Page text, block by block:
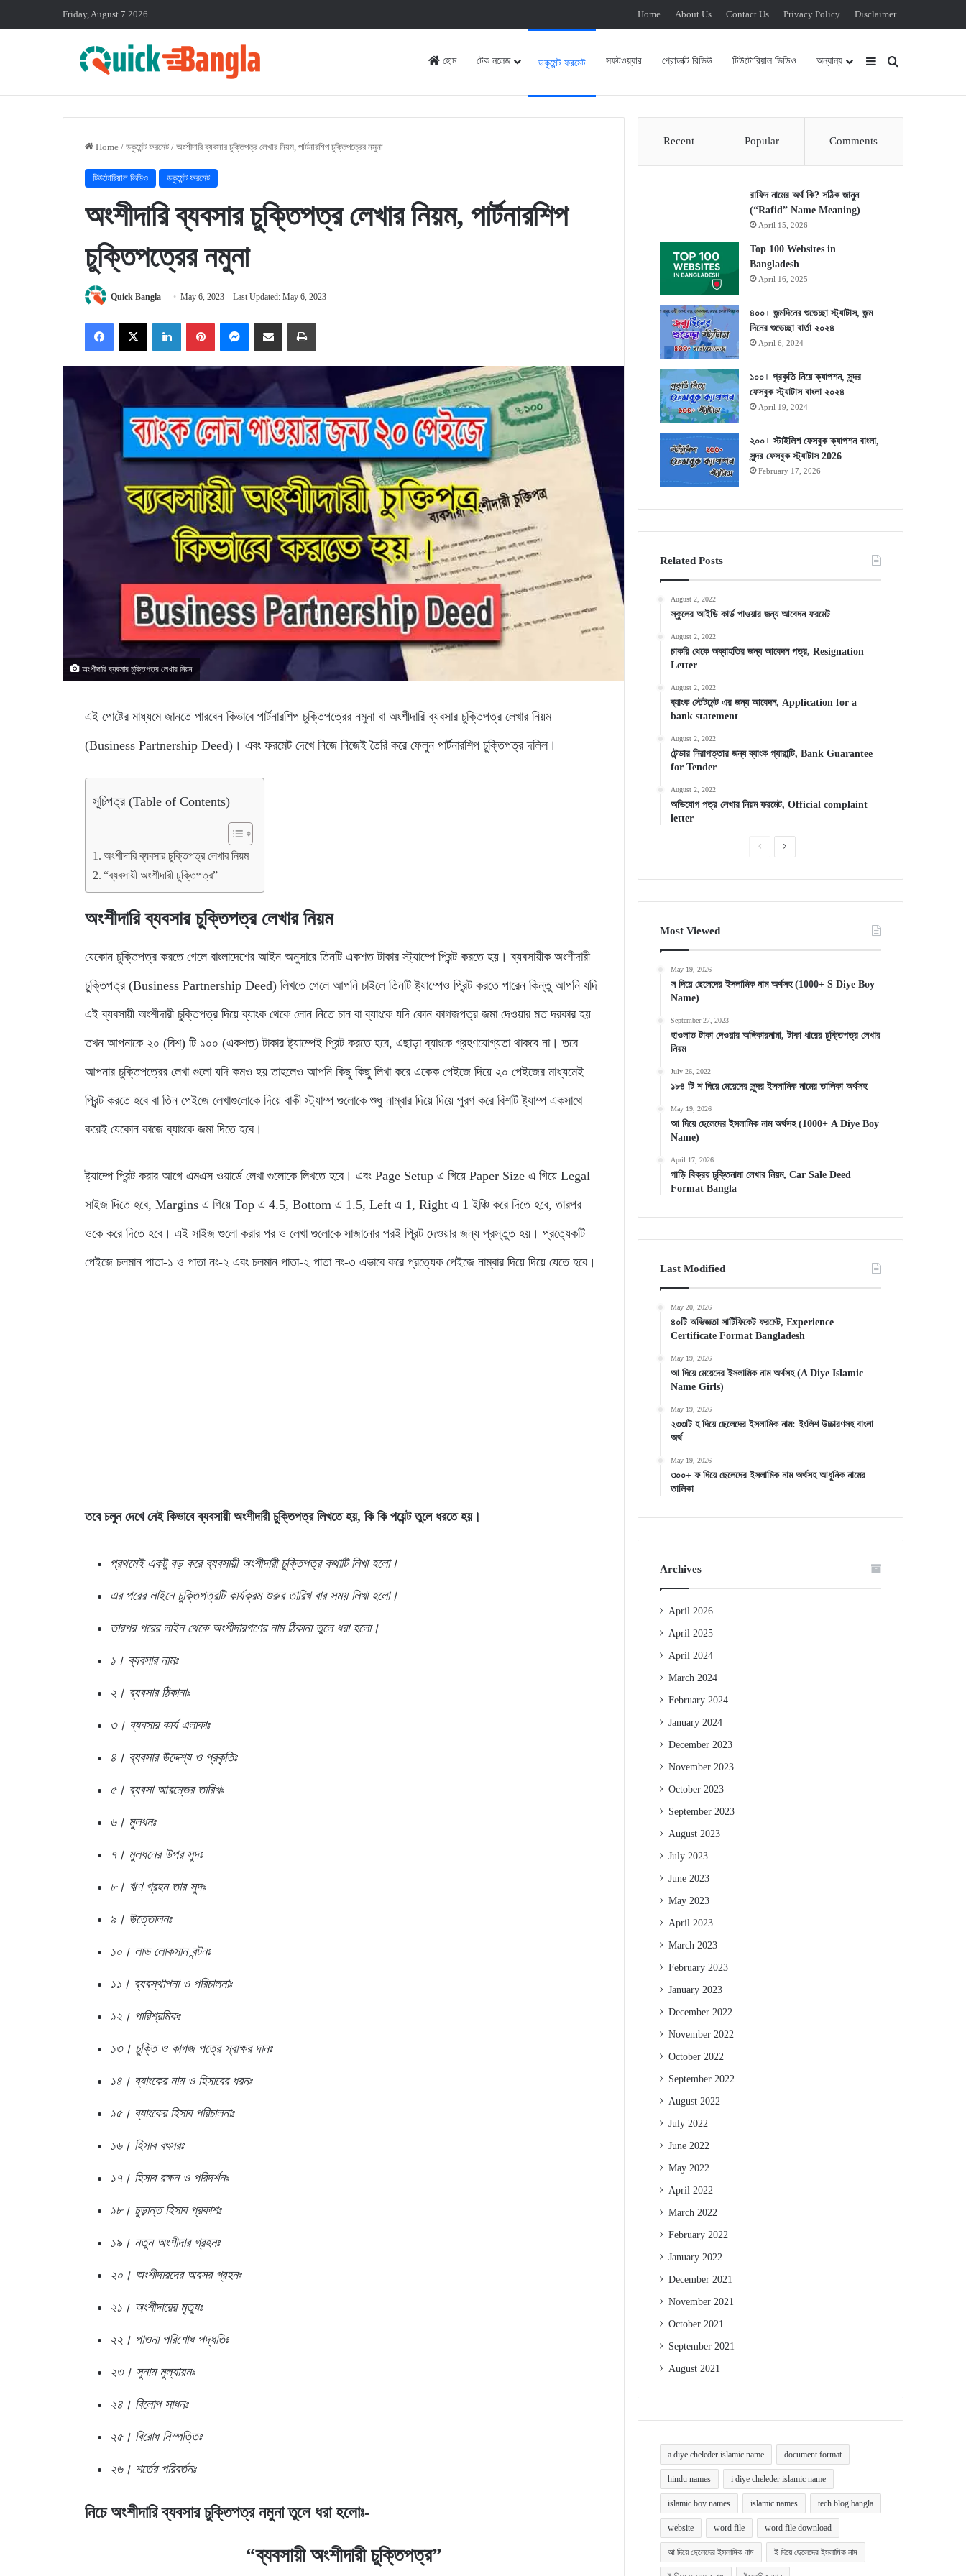
Friday, August 7 2026 Home About Us Contact Us Privacy Policy Disclaimer
হোম টেক নলেজ ডকুমেন্ট ফরমেট সফটওয়্যার প্রোডাক্ট রিভিউ টিউটোরিয়াল ভিডিও অন্যান্য Sidebar
Home / ডকুমেন্ট ফরমেট / অংশীদারি ব্যবসার চুক্তিপত্র লেখার নিয়ম, পার্টনারশিপ চুক্তিপত্রের নমুনা
টিউটোরিয়াল ভিডিও ডকুমেন্ট ফরমেট
অংশীদারি ব্যবসার চুক্তিপত্র লেখার নিয়ম, পার্টনারশিপ
চুক্তিপত্রের নমুনা
Quick Bangla May 6, 2023 Last Updated: May 6, 2023
FacebookX LinkedInPinterestMessengerShare via Email Print
অংশীদারি ব্যবসার চুক্তিপত্র লেখার নিয়ম
এই পোষ্টের মাধ্যমে জানতে পারবেন কিভাবে পার্টনারশিপ চুক্তিপত্রের নমুনা বা অংশীদারি ব্যবসার চুক্তিপত্র লেখার নিয়ম
(Business Partnership Deed)। এবং ফরমেট দেখে নিজে নিজেই তৈরি করে ফেলুন পার্টনারশিপ চুক্তিপত্র দলিল।
সূচিপত্র (Table of Contents)
অংশীদারি ব্যবসার চুক্তিপত্র লেখার নিয়ম
“ব্যবসায়ী অংশীদারী চুক্তিপত্র”
অংশীদারি ব্যবসার চুক্তিপত্র লেখার নিয়ম
যেকোন চুক্তিপত্র করতে গেলে বাংলাদেশের আইন অনুসারে তিনটি একশত টাকার স্ট্যাম্পে প্রিন্ট করতে হয়। ব্যবসায়ীক অংশীদারী
চুক্তিপত্র (Business Partnership Deed) লিখতে গেলে আপনি চাইলে তিনটি ষ্ট্যাম্পেও প্রিন্ট করতে পারেন কিন্তু আপনি যদি
এই ব্যবসায়ী অংশীদারী চুক্তিপত্র দিয়ে ব্যাংক থেকে লোন নিতে চান বা ব্যাংকে যদি কোন কাগজপত্র জমা দেওয়ার মত দরকার হয়
তখন আপনাকে ২০ (বিশ) টি ১০০ (একশত) টাকার ষ্ট্যাম্পেই প্রিন্ট করতে হবে, এছাড়া ব্যাংকে গ্রহণযোগ্যতা থাকবে না। তবে
আপনার চুক্তিপত্রের লেখা গুলো যদি কমও হয় তাহলেও আপনি কিছু কিছু লিখা করে একেক পেইজে দিয়ে ২০ পেইজের মাধ্যমেই
প্রিন্ট করতে হবে বা তিন পেইজে লেখাগুলোকে দিয়ে বাকী স্ট্যাম্প গুলোকে শুধু নাম্বার দিয়ে দিয়ে পুরণ করে বিশটি ষ্ট্যাম্প একসাথে
করেই যেকোন কাজে ব্যাংকে জমা দিতে হবে।
ষ্ট্যাম্পে প্রিন্ট করার আগে এমএস ওয়ার্ডে লেখা গুলোকে লিখতে হবে। এবং Page Setup এ গিয়ে Paper Size এ গিয়ে Legal
সাইজ দিতে হবে, Margins এ গিয়ে Top এ 4.5, Bottom এ 1.5, Left এ 1, Right এ 1 ইঞ্চি করে দিতে হবে, তারপর
ওকে করে দিতে হবে। এই সাইজ গুলো করার পর ও লেখা গুলোকে সাজানোর পরই প্রিন্ট দেওয়ার জন্য প্রস্তুত হয়। প্রত্যেকটি
পেইজে চলমান পাতা-১ ও পাতা নং-২ এবং চলমান পাতা-২ পাতা নং-৩ এভাবে করে প্রত্যেক পেইজে নাম্বার দিয়ে দিয়ে যেতে হবে।
তবে চলুন দেখে নেই কিভাবে ব্যবসায়ী অংশীদারী চুক্তিপত্র লিখতে হয়, কি কি পয়েন্ট তুলে ধরতে হয়।
প্রথমেই একটু বড় করে ব্যবসায়ী অংশীদারী চুক্তিপত্র কথাটি লিখা হলো।
এর পরের লাইনে চুক্তিপত্রটি কার্যক্রম শুরুর তারিখ বার সময় লিখা হলো।
তারপর পরের লাইন থেকে অংশীদারগণের নাম ঠিকানা তুলে ধরা হলো।
১। ব্যবসার নামঃ
২। ব্যবসার ঠিকানাঃ
৩। ব্যবসার কার্য এলাকাঃ
৪। ব্যবসার উদ্দেশ্য ও প্রকৃতিঃ
৫। ব্যবসা আরম্ভের তারিখঃ
৬। মুলধনঃ
৭। মুলধনের উপর সুদঃ
৮। ঋণ গ্রহন তার সুদঃ
৯। উত্তোলনঃ
১০। লাভ লোকসান বন্টনঃ
১১। ব্যবস্থাপনা ও পরিচালনাঃ
১২। পারিশ্রমিকঃ
১৩। চুক্তি ও কাগজ পত্রে স্বাক্ষর দানঃ
১৪। ব্যাংকের নাম ও হিসাবের ধরনঃ
১৫। ব্যাংকের হিসাব পরিচালনাঃ
১৬। হিসাব বৎসরঃ
১৭। হিসাব রক্ষন ও পরিদর্শনঃ
১৮। চুড়ান্ত হিসাব প্রকাশঃ
১৯। নতুন অংশীদার গ্রহনঃ
২০। অংশীদারদের অবসর গ্রহনঃ
২১। অংশীদারের মৃত্যুঃ
২২। পাওনা পরিশোধ পদ্ধতিঃ
২৩। সুনাম মুল্যায়নঃ
২৪। বিলোপ সাধনঃ
২৫। বিরোধ নিস্পত্তিঃ
২৬। শর্তের পরিবর্তনঃ
নিচে অংশীদারি ব্যবসার চুক্তিপত্র নমুনা তুলে ধরা হলোঃ-
“ব্যবসায়ী অংশীদারী চুক্তিপত্র”
Recent Popular Comments
রাফিদ নামের অর্থ কি? সঠিক জানুন
(“Rafid” Name Meaning)
April 15, 2026
Top 100 Websites in
Bangladesh
April 16, 2025
৪০০+ জন্মদিনের শুভেচ্ছা স্ট্যাটাস, জন্ম
দিনের শুভেচ্ছা বার্তা ২০২৪
April 6, 2024
১০০+ প্রকৃতি নিয়ে ক্যাপশন, সুন্দর
ফেসবুক স্ট্যাটাস বাংলা ২০২৪
April 19, 2024
২০০+ স্টাইলিশ ফেসবুক ক্যাপশন বাংলা,
সুন্দর ফেসবুক স্ট্যাটাস 2026
February 17, 2026
Related Posts
August 2, 2022
স্কুলের আইডি কার্ড পাওয়ার জন্য আবেদন ফরমেট
August 2, 2022
চাকরি থেকে অব্যাহতির জন্য আবেদন পত্র, Resignation
Letter
August 2, 2022
ব্যাংক স্টেটমেন্ট এর জন্য আবেদন, Application for a
bank statement
August 2, 2022
টেন্ডার নিরাপত্তার জন্য ব্যাংক গ্যারান্টি, Bank Guarantee
for Tender
August 2, 2022
অভিযোগ পত্র লেখার নিয়ম ফরমেট, Official complaint
letter
PreviousNext
Most Viewed
May 19, 2026
স দিয়ে ছেলেদের ইসলামিক নাম অর্থসহ (1000+ S Diye Boy
Name)
September 27, 2023
হাওলাত টাকা দেওয়ার অঙ্গিকারনামা, টাকা ধারের চুক্তিপত্র লেখার
নিয়ম
July 26, 2022
১৮৪ টি শ দিয়ে মেয়েদের সুন্দর ইসলামিক নামের তালিকা অর্থসহ
May 19, 2026
আ দিয়ে ছেলেদের ইসলামিক নাম অর্থসহ (1000+ A Diye Boy
Name)
April 17, 2026
গাড়ি বিক্রয় চুক্তিনামা লেখার নিয়ম, Car Sale Deed
Format Bangla
Last Modified
May 20, 2026
৪০টি অভিজ্ঞতা সার্টিফিকেট ফরমেট, Experience
Certificate Format Bangladesh
May 19, 2026
আ দিয়ে মেয়েদের ইসলামিক নাম অর্থসহ (A Diye Islamic
Name Girls)
May 19, 2026
২৩৩টি হ দিয়ে ছেলেদের ইসলামিক নাম: ইংলিশ উচ্চারণসহ বাংলা
অর্থ
May 19, 2026
৩০০+ ফ দিয়ে ছেলেদের ইসলামিক নাম অর্থসহ আধুনিক নামের
তালিকা
Archives
April 2026
April 2025
April 2024
March 2024
February 2024
January 2024
December 2023
November 2023
October 2023
September 2023
August 2023
July 2023
June 2023
May 2023
April 2023
March 2023
February 2023
January 2023
December 2022
November 2022
October 2022
September 2022
August 2022
July 2022
June 2022
May 2022
April 2022
March 2022
February 2022
January 2022
December 2021
November 2021
October 2021
September 2021
August 2021
a diye cheleder islamic name document format
hindu names i diye cheleder islamic name
islamic boy names islamic names tech blog bangla
website word file word file download
আ দিয়ে ছেলেদের ইসলামিক নাম ই দিয়ে ছেলেদের ইসলামিক নাম